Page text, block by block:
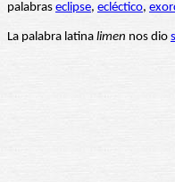
palabras eclipse, ecléctico,
La palabra latina limen nos dio